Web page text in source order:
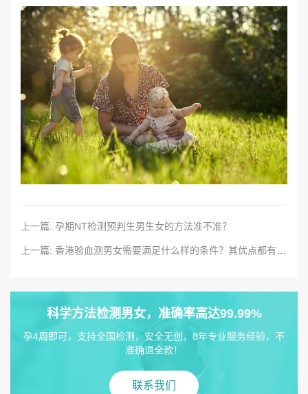
上一篇: 孕期NT检测预判生男生女的方法准不准？
科学方法检测男女，准确率高达99.99%
孕4周即可，支持全国检测，安全无创，8年专业服务经验，不
准确退全款！
联系我们